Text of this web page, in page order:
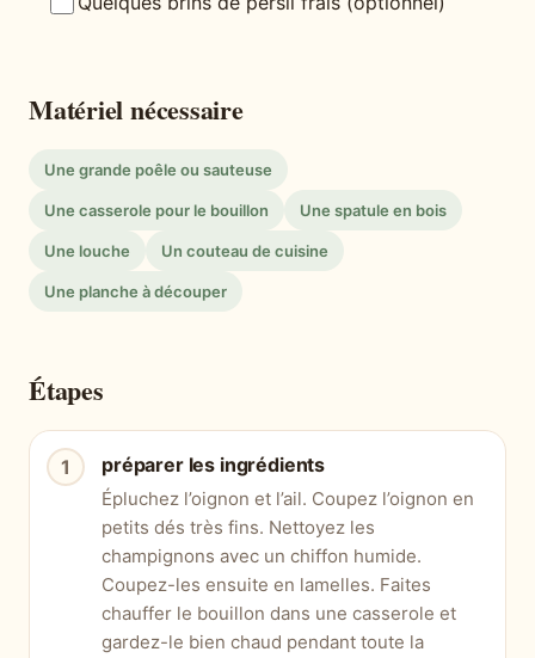
Matériel nécessaire
Une grande poêle ou sauteuse
Une casserole pour le bouillon Une spatule en bois
Une louche Un couteau de cuisine
Une planche à découper
Étapes
préparer les ingrédients
Épluchez l’oignon et l’ail. Coupez l’oignon en
petits dés très fins. Nettoyez les
champignons avec un chiffon humide.
Coupez-les ensuite en lamelles. Faites
chauffer le bouillon dans une casserole et
gardez-le bien chaud pendant toute la